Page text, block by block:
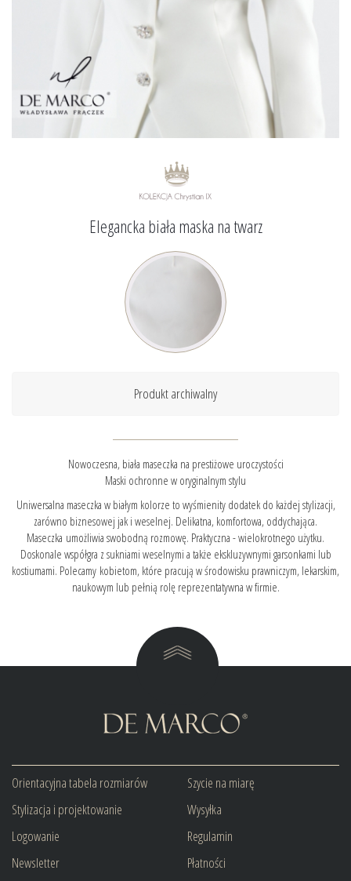
Elegancka biała maska na twarz
Produkt archiwalny
Nowoczesna, biała maseczka na prestiżowe uroczystości
Maski ochronne w oryginalnym stylu
Uniwersalna maseczka w białym kolorze to wyśmienity dodatek do każdej stylizacji,
zarówno biznesowej jak i weselnej. Delikatna, komfortowa, oddychająca.
Maseczka umożliwia swobodną rozmowę. Praktyczna - wielokrotnego użytku.
Doskonale współgra z sukniami weselnymi a także ekskluzywnymi garsonkami lub
kostiumami. Polecamy kobietom, które pracują w środowisku prawniczym, lekarskim,
naukowym lub pełnią rolę reprezentatywna w firmie.
Orientacyjna tabela rozmiarów
Stylizacja i projektowanie
Logowanie
Newsletter
Szycie na miarę
Wysyłka
Regulamin
Płatności